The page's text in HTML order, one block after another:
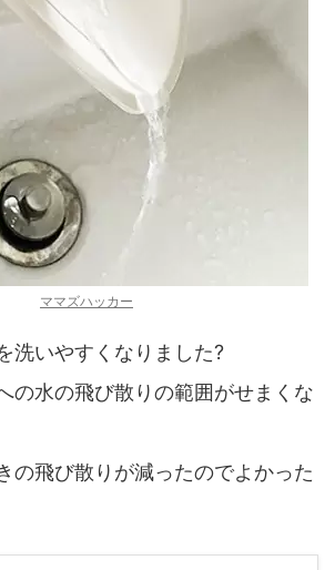
ママズハッカー
洗いやすくなりました?
の水の飛び散りの範囲がせまくな
の飛び散りが減ったのでよかった